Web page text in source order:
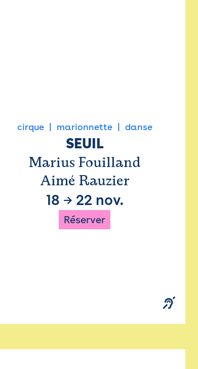
cirque marionnette danse
SEUIL
Marius Fouilland
Aimé Rauzier
18 → 22 nov.
Réserver